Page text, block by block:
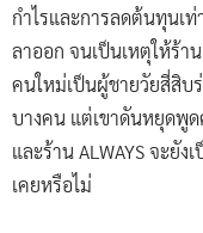
กำไรและการลดต้นทุนเ
ลาออก จนเป็นเหตุให้ร้า
คนใหม่เป็นผู้ชายวัยสี่สิบ
บางคน แต่เขาดันหยุดพูด
และร้าน ALWAYS จะยั
เคยหรือไม่